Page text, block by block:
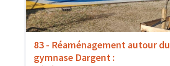
83 - Réaménagement autour du
gymnase Dargent :